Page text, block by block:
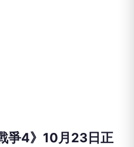
爭4》10月23日正